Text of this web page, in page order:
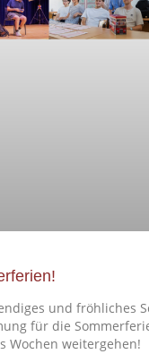
und fröhliches
für die
Wochen weitergehen!